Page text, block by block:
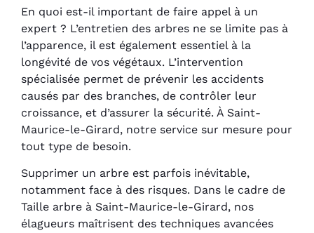
En quoi est-il important de faire appel à un
expert ? L’entretien des arbres ne se limite pas à
l’apparence, il est également essentiel à la
longévité de vos végétaux. L’intervention
spécialisée permet de prévenir les accidents
causés par des branches, de contrôler leur
croissance, et d’assurer la sécurité. À Saint-
Maurice-le-Girard, notre service sur mesure pour
tout type de besoin.
Supprimer un arbre est parfois inévitable,
notamment face à des risques. Dans le cadre de
Taille arbre à Saint-Maurice-le-Girard, nos
élagueurs maîtrisent des techniques avancées